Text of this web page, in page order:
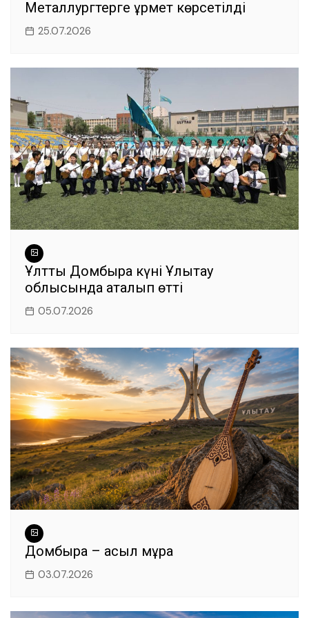
Металлургтерге құрмет көрсетілді
25.07.2026
Ұлттық Домбыра күні Ұлытау
облысында аталып өтті
05.07.2026
Домбыра – асыл мұра
03.07.2026